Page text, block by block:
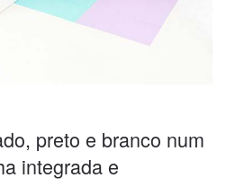
preto e branco num
integrada e